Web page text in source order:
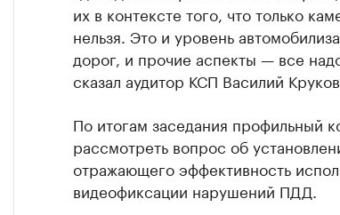
их в контексте того, что только
нельзя. Это и уровень
дорог, и прочие аспекты — все
сказал аудитор КСП Василий
По итогам заседания профильный
рассмотреть вопрос об
отражающего эффективность
видеофиксации нарушений ПДД.